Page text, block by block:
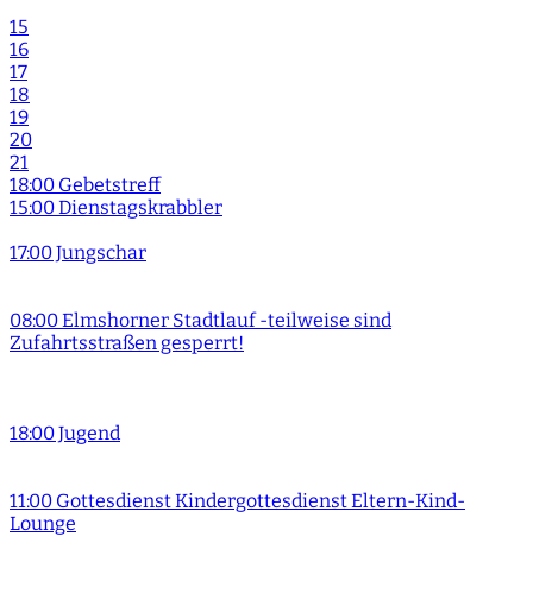
15
16
17
18
19
20
21
18:00 Gebetstreff
15:00 Dienstagskrabbler
17:00 Jungschar
08:00 Elmshorner Stadtlauf -teilweise sind
Zufahrtsstraßen gesperrt!
18:00 Jugend
11:00 Gottesdienst Kindergottesdienst Eltern-Kind-
Lounge